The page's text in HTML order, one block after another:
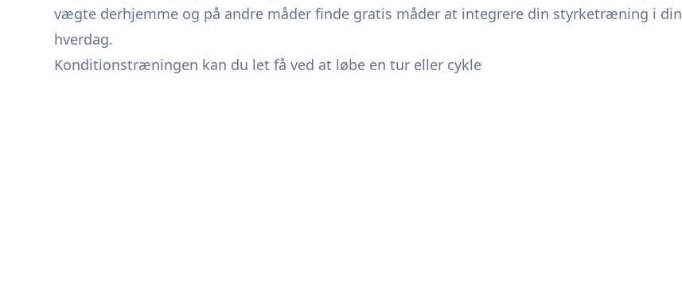
vægte derhjemme og på andre måder finde gratis måder at integrere din styrketræning i din
hverdag.
Konditionstræningen kan du let få ved at løbe en tur eller cykle